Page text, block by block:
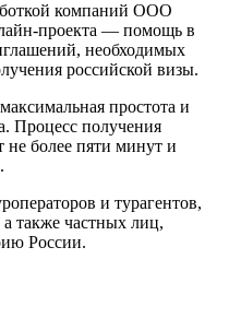
компаний ООО
проекта — помощь в
необходимых
российской визы.
простота и
Процесс получения
не более пяти минут и
и турагентов,
также частных лиц,
России.